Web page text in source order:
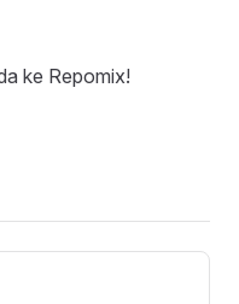
ke Repomix!